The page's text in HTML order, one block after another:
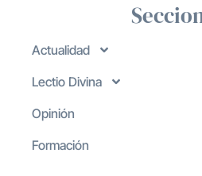
Actualidad
Lectio Divina
Opinión
Formación